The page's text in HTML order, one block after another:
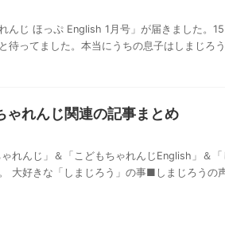
んじ ほっぷ English 1月号」が届きました。
待ってました。本当にうちの息子はしまじろ
ゃれんじ関連の記事まとめ
れんじ」＆「こどもちゃれんじEnglish」＆
大好きな「しまじろう」の事■しまじろうの